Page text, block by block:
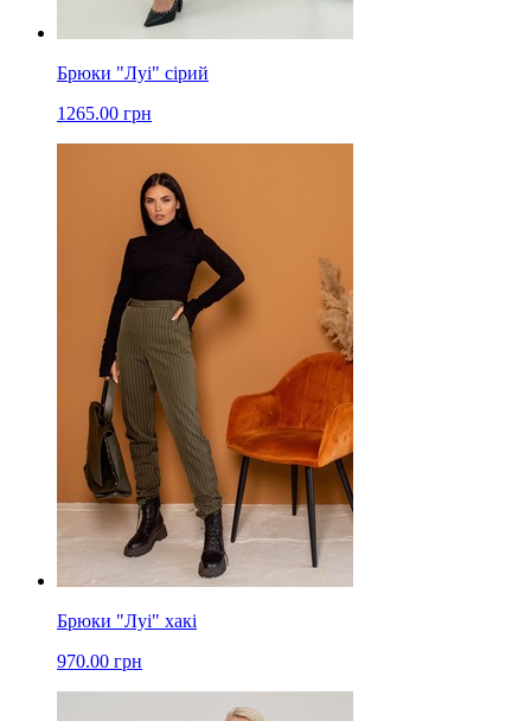
Брюки "Луі" сірий
1265.00 грн
Брюки "Луі" хакі
970.00 грн